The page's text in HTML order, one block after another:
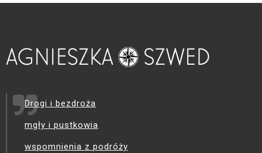
Drogi i bezdroża
mgły i pustkowia
wspomnienia z podróży